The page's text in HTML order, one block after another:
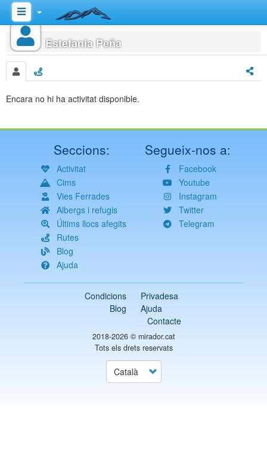
Inici Estefania Peña
Encara no hi ha activitat disponible.
Seccions:
Activitat
Cims
Vies Ferrades
Albergs i refugis
Últims llocs afegits
Rutes
Blog
Ajuda
Segueix-nos a:
Facebook
Youtube
Instagram
Twitter
Telegram
Condicions
Privadesa
Blog
Ajuda
Contacte
2018-2026 © mirador.cat
Tots els drets reservats
Select
your